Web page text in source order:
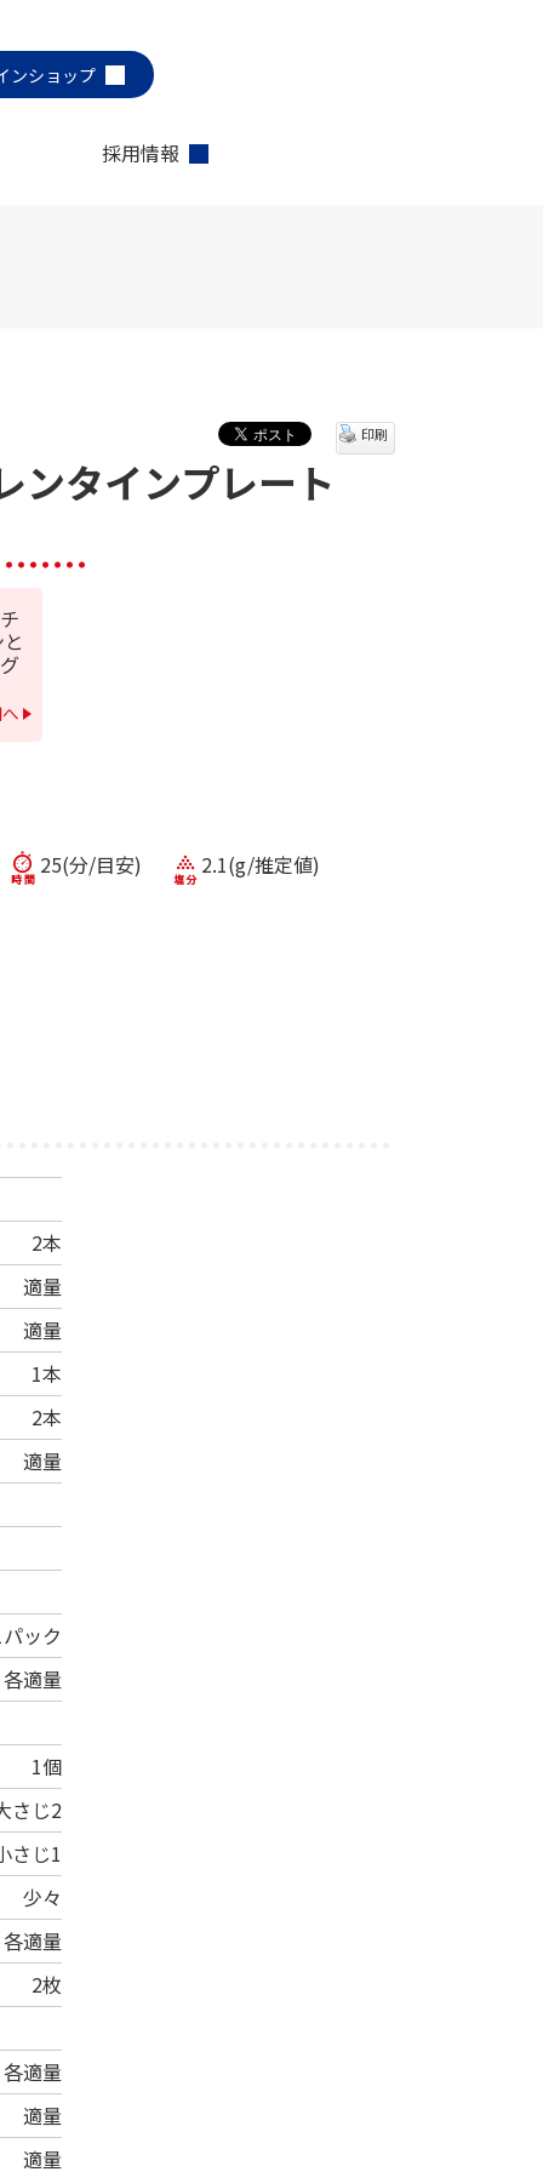
ンショップ
採用情報
ンタインプレート
印刷
25(分/目安) 2.1(g/推定値)
2本
適量
適量
1本
2本
適量
ック
各適量
1個
さじ2
さじ1
少々
各適量
2枚
各適量
適量
適量